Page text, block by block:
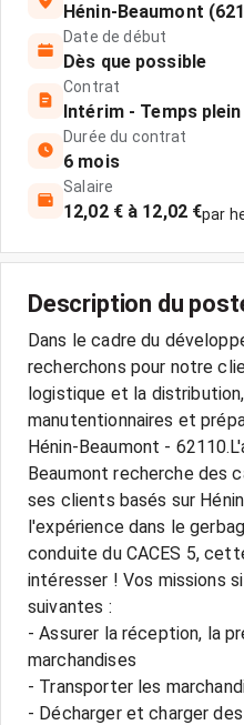
Hénin-Beaumont
Date de début
Dès que possible
Contrat
Intérim - Temps plein
Durée du contrat
6 mois
Salaire
12,02 € à 12,02 €par
Description du
Dans le cadre du
recherchons pour notre
logistique et la
manutentionnaires et
Hénin-Beaumont -
Beaumont recherche des
ses clients basés sur
l'expérience dans le
conduite du CACES 5,
intéresser ! Vos missions
suivantes :
- Assurer la réception, la
marchandises
- Transporter les
- Décharger et charger